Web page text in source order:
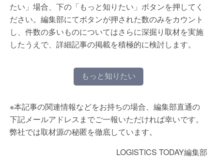
たい」場合、下の「もっと知りたい」ボタンを押してく
ださい。編集部にてボタンが押された数のみをカウント
し、件数の多いものについてはさらに深掘り取材を実施
したうえで、詳細記事の掲載を積極的に検討します。
もっと知りたい
※本記事の関連情報などをお持ちの場合、編集部直通の
下記メールアドレスまでご一報いただければ幸いです。
弊社では取材源の秘匿を徹底しています。
LOGISTICS TODAY編集部